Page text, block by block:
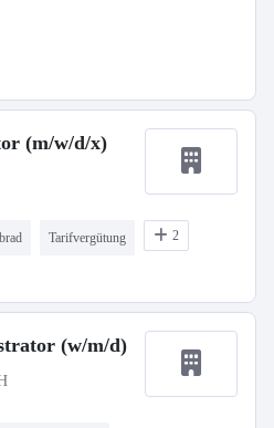
(m/w/d/x)
Tarifvergütung 2
(w/m/d)